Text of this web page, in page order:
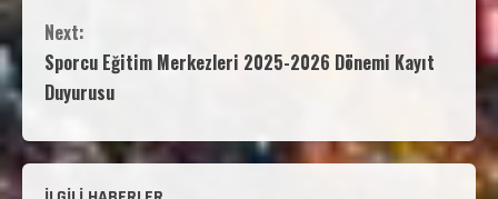
Next:
Sporcu Eğitim Merkezleri 2025-2026 Dönemi Kayıt
Duyurusu